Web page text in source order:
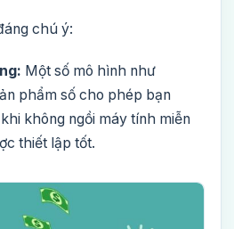
chú ý:
Một số mô hình như
phẩm số cho phép bạn
không ngồi máy tính miễn
thiết lập tốt.